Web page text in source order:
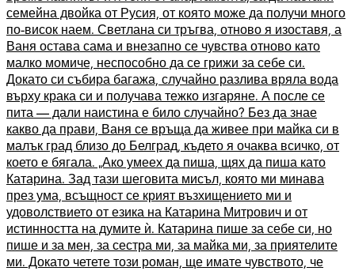
семейна двойка от Русия, от която може да получи много
по-висок наем. Светлана си тръгва, отново я изоставя, а
Ваня остава сама и внезапно се чувства отново като
малко момиче, неспособно да се грижи за себе си.
Докато си събира багажа, случайно разлива вряла вода
върху крака си и получава тежко изгаряне. А после се
пита — дали наистина е било случайно? Без да знае
какво да прави, Ваня се връща да живее при майка си в
малък град близо до Белград, където я очаква всичко, от
което е бягала. „Ако умеех да пиша, щях да пиша като
Катарина. Зад тази шеговита мисъл, която ми минава
през ума, всъщност се крият възхищението ми и
удоволствието от езика на Катарина Митрович и от
истинността на думите ѝ. Катарина пише за себе си, но
пише и за мен, за сестра ми, за майка ми, за приятелите
ми. Докато четете този роман, ще имате чувството, че